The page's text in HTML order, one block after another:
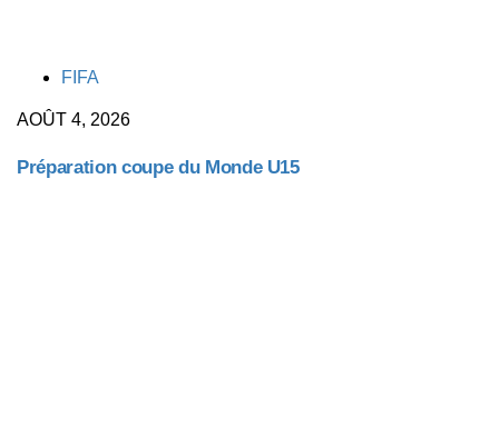
TAGSFIFA
AOÛT 4, 2026
Préparation coupe du Monde U15